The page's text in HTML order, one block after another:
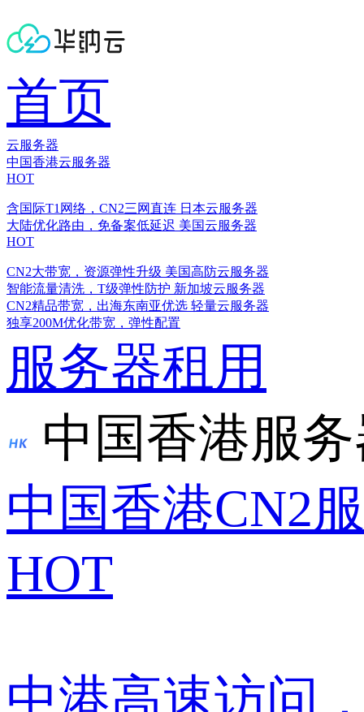
首页
云服务器
中国香港云服务器
HOT
含国际T1网络，CN2三网直连 日本云服务器
大陆优化路由，免备案低延迟 美国云服务器
HOT
CN2大带宽，资源弹性升级 美国高防云服务器
智能流量清洗，T级弹性防护 新加坡云服务器
CN2精品带宽，出海东南亚优选 轻量云服务器
独享200M优化带宽，弹性配置
服务器租用
中国香港服
中国香港CN2
HOT
中港高速访问